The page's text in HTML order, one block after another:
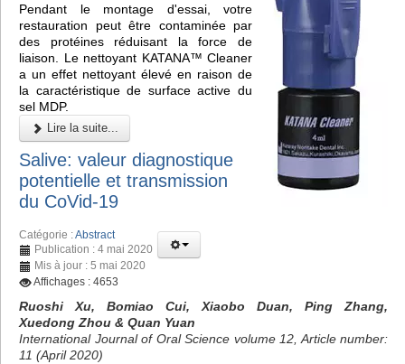
Pendant le montage d'essai, votre
restauration peut être contaminée par
des protéines réduisant la force de
liaison. Le nettoyant KATANA™ Cleaner
a un effet nettoyant élevé en raison de
la caractéristique de surface active du
sel MDP.
Lire la suite...
Salive: valeur diagnostique
potentielle et transmission
du CoVid-19
Catégorie :Abstract
Publication : 4 mai 2020
Mis à jour : 5 mai 2020
Affichages : 4653
Ruoshi Xu, Bomiao Cui, Xiaobo Duan, Ping Zhang,
Xuedong Zhou & Quan Yuan
International Journal of Oral Science volume 12, Article number:
11 (April 2020)